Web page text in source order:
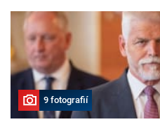
9 fotografií